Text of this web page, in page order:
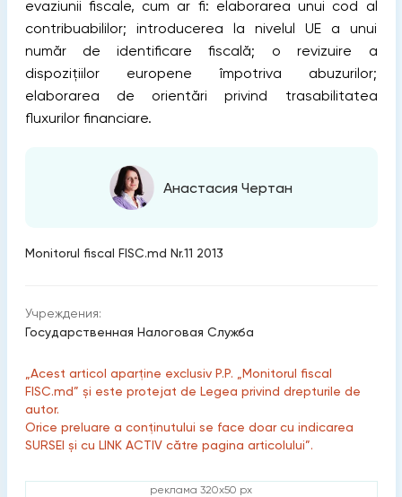
evaziunii fiscale, cum ar fi: elaborarea unui cod al
contribuabililor; introducerea la nivelul UE a unui
număr de identificare fiscală; o revizuire a
dispoziţiilor europene împotriva abuzurilor;
elaborarea de orientări privind trasabilitatea
fluxurilor financiare.
Анастасия Чертан
Monitorul fiscal FISC.md Nr.11 2013
Учреждения:
Государственная Налоговая Служба
„Acest articol aparține exclusiv P.P. „Monitorul fiscal
FISC.md” și este protejat de Legea privind drepturile de
autor.
Orice preluare a conținutului se face doar cu indicarea
SURSEI și cu LINK ACTIV către pagina articolului”.
реклама 320x50 px